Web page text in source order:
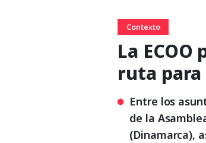
Contexto
La
ruta para
Entre los
de la
(Dinamarca),